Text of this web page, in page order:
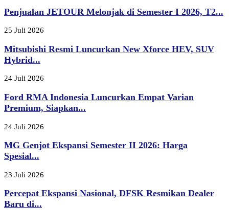
Penjualan JETOUR Melonjak di Semester I 2026, T2...
25 Juli 2026
Mitsubishi Resmi Luncurkan New Xforce HEV, SUV
Hybrid...
24 Juli 2026
Ford RMA Indonesia Luncurkan Empat Varian
Premium, Siapkan...
24 Juli 2026
MG Genjot Ekspansi Semester II 2026: Harga
Spesial...
23 Juli 2026
Percepat Ekspansi Nasional, DFSK Resmikan Dealer
Baru di...